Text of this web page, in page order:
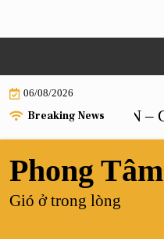
to
content
06/08/2026
Breaking News
NUÔI CON –
Phong Tâm
Gió ở trong lòng